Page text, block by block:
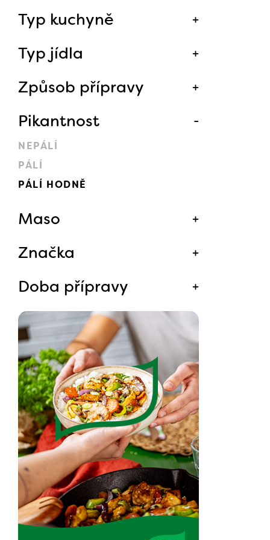
Typ kuchyně
Typ jídla
Způsob přípravy
Pikantnost
NEPÁLÍ
PÁLÍ
PÁLÍ HODNĚ
Maso
Značka
Doba přípravy